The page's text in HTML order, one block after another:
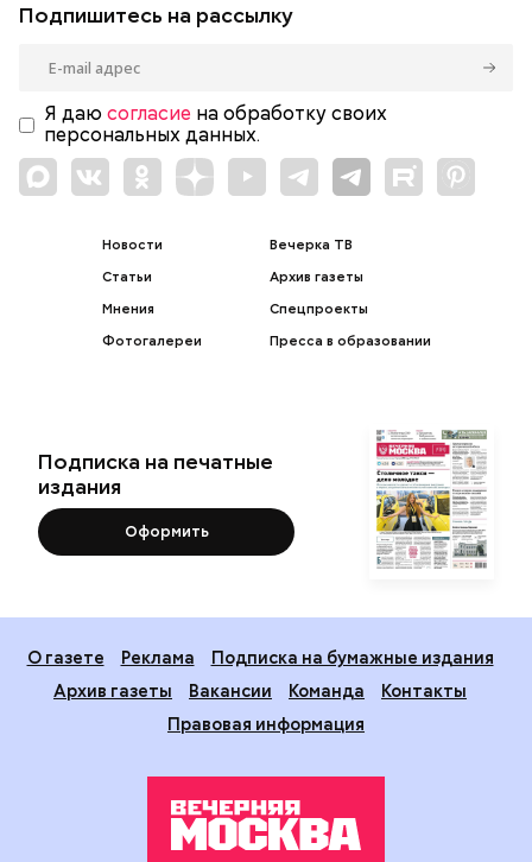
Подпишитесь на рассылку
Я даю согласие на обработку своих
персональных данных.
Новости
Статьи
Мнения
Фотогалереи
Вечерка ТВ
Архив газеты
Спецпроекты
Пресса в образовании
Подписка на печатные
издания
Оформить
О газете Реклама
Подписка на бумажные издания
Архив газеты
Вакансии Команда
Контакты
Правовая информация